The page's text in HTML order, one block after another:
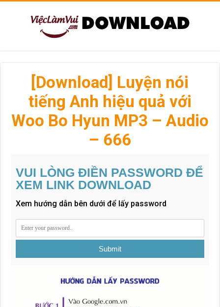
[Download] Luyện nói
tiếng Anh hiệu quả với
Woo Bo Hyun MP3 – Audio
– 666
VUI LÒNG ĐIỀN PASSWORD ĐỂ
XEM LINK DOWNLOAD
Xem hướng dẫn bên dưới để lấy password
Submit